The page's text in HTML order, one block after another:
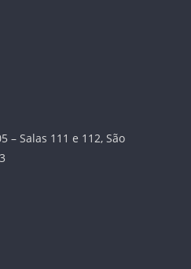
– Salas 111 e 112, São